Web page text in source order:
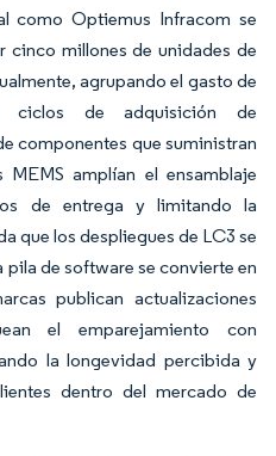
como Optiemus Infracom se
cinco millones de unidades de
agrupando el gasto de
ciclos de adquisición de
componentes que suministran
amplían el ensamblaje
de entrega y limitando la
que los despliegues de LC3 se
de software se convierte en
publican actualizaciones
el emparejamiento con
la longevidad percibida y
dentro del mercado de